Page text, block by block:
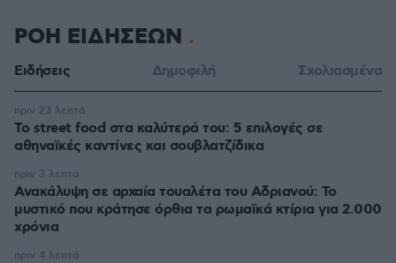
ΡΟΗ ΕΙΔΗΣΕΩΝ
Ειδήσεις Δημοφιλή Σχολιασμένα
Το street food στα καλύτερά του: 5 επιλογές σε
αθηναϊκές καντίνες και σουβλατζίδικα
πριν 23 λεπτά
Ανακάλυψη σε αρχαία τουαλέτα του Αδριανού: Το
μυστικό που κράτησε όρθια τα ρωμαϊκά κτίρια για 2.000
χρόνια
πριν 3 λεπτά
πριν 4 λεπτά